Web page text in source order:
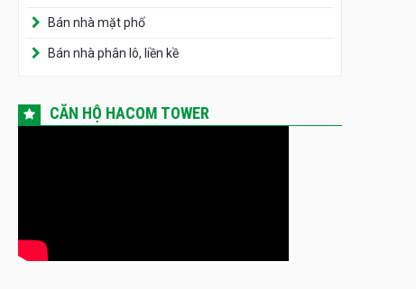
Bán nhà mặt phố
Bán nhà phân lô, liền kề
CĂN HỘ HACOM TOWER